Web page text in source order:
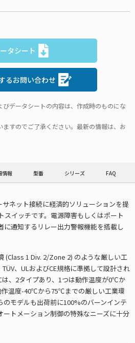
タシート
るお問い合わせ
データシートの内容は、作成時のものにな
すのでご了承ください。最新の情報は、お
情報 型番 シリーズ FAQ
ネット接続に経済的ソリューションを提
スイッチです。電源障害もしくはポート
に通知するリレー出力警報機能を搭載し
(Class 1 Div. 2/Zone 2) のような厳しい工
、ULおよびCE規格に準拠して設計され
は、2タイプあり、1つは動作温度が0℃か
温度-40℃から75℃までの厳しい工業環
モデルも出荷前に100%のバーンインテ
ートメーション制御の特殊なニーズに十分